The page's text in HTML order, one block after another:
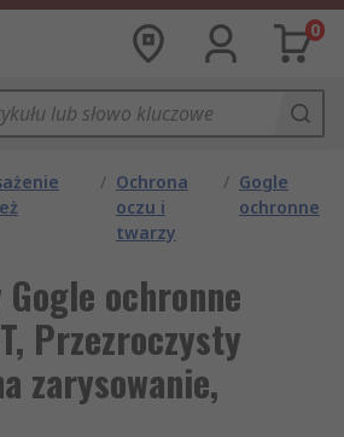
0
/ Ochrona
oczu i
twarzy
/ Gogle
ochronne
ochronne
Przezroczysty
zarysowanie,